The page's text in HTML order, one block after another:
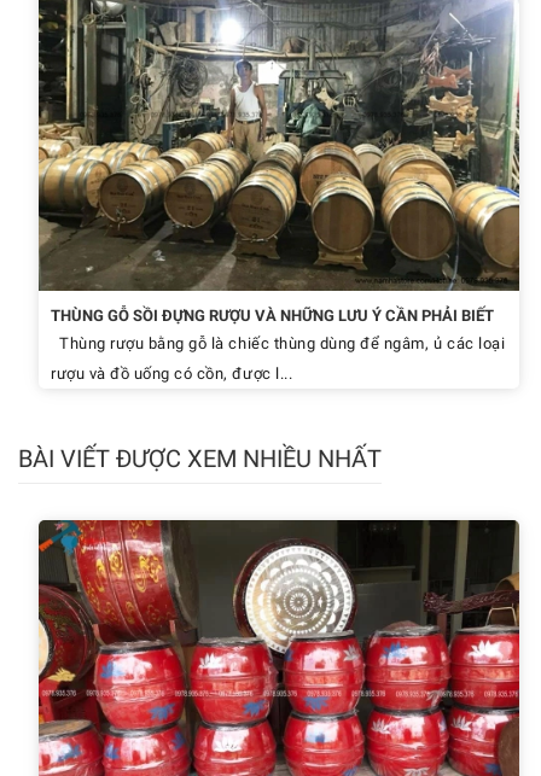
THÙNG GỖ SỒI ĐỰNG RƯỢU VÀ NHỮNG LƯU Ý CẦN PHẢI BIẾT
Thùng rượu bằng gỗ là chiếc thùng dùng để ngâm, ủ các loại
rượu và đồ uống có cồn, được l...
BÀI VIẾT ĐƯỢC XEM NHIỀU NHẤT